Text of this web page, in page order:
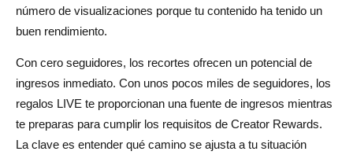
número de visualizaciones porque tu contenido ha tenido un
buen rendimiento.
Con cero seguidores, los recortes ofrecen un potencial de
ingresos inmediato. Con unos pocos miles de seguidores, los
regalos LIVE te proporcionan una fuente de ingresos mientras
te preparas para cumplir los requisitos de Creator Rewards.
La clave es entender qué camino se ajusta a tu situación